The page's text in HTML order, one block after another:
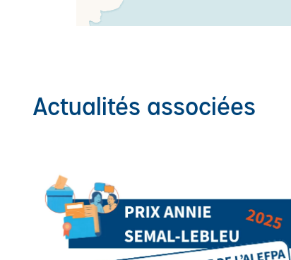
Actualités associées